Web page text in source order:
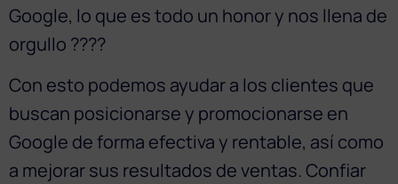
Google, lo que es todo un honor y nos llena de
orgullo ????
Con esto podemos ayudar a los clientes que
buscan posicionarse y promocionarse en
Google de forma efectiva y rentable, así como
a mejorar sus resultados de ventas. Confiar